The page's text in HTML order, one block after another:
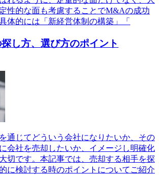
性的な面も考慮することでM&Aの成功
体的には「新経営体制の構築」「
し方、選び方のポイント
通じてどういう会社になりたいか、その
会社を売却したいか、イメージし明確化
切です。本記事では、売却する相手を探
に検討する時のポイントについてご紹介